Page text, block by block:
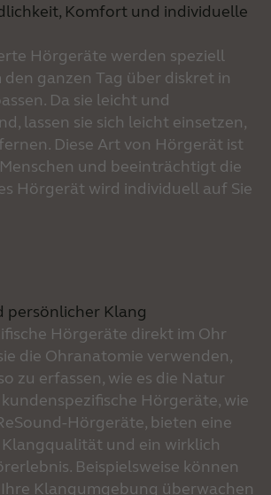
Komfort und individuelle
Hörgeräte werden speziell
ganzen Tag über diskret in
Da sie leicht und
lassen sie sich leicht einsetzen,
Diese Art von Hörgerät ist
und beeinträchtigt die
Hörgerät wird individuell auf Sie
persönlicher Klang
Hörgeräte direkt im Ohr
die Ohranatomie verwenden,
zu erfassen, wie es die Natur
Hörgeräte, wie
Hörgeräte, bieten eine
und ein wirklich
Beispielsweise können
Klangumgebung überwachen